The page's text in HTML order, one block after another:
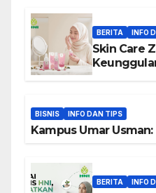
BERITA INFO
Skin Care
BISNIS INFO DAN TIPS
Kampus Umar
BERITA INFO